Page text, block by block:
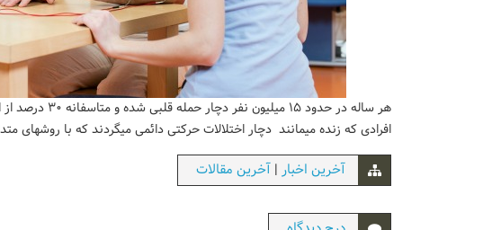
هر ساله در حدود
افرادی که زنده میمانند دچار اختلالات حرکتی دائمی میگردند که با روشهای
آخرین اخبار | آخرین مقالات